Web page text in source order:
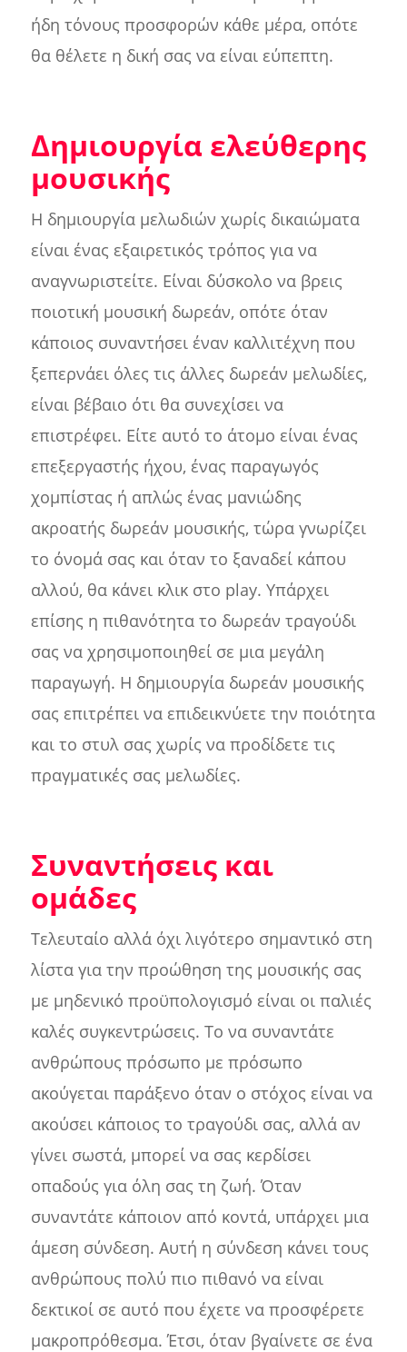
ήδη τόνους προσφορών κάθε μέρα, οπότε
θα θέλετε η δική σας να είναι εύπεπτη.
Δημιουργία ελεύθερης
μουσικής
Η δημιουργία μελωδιών χωρίς δικαιώματα
είναι ένας εξαιρετικός τρόπος για να
αναγνωριστείτε. Είναι δύσκολο να βρεις
ποιοτική μουσική δωρεάν, οπότε όταν
κάποιος συναντήσει έναν καλλιτέχνη που
ξεπερνάει όλες τις άλλες δωρεάν μελωδίες,
είναι βέβαιο ότι θα συνεχίσει να
επιστρέφει. Είτε αυτό το άτομο είναι ένας
επεξεργαστής ήχου, ένας παραγωγός
χομπίστας ή απλώς ένας μανιώδης
ακροατής δωρεάν μουσικής, τώρα γνωρίζει
το όνομά σας και όταν το ξαναδεί κάπου
αλλού, θα κάνει κλικ στο play. Υπάρχει
επίσης η πιθανότητα το δωρεάν τραγούδι
σας να χρησιμοποιηθεί σε μια μεγάλη
παραγωγή. Η δημιουργία δωρεάν μουσικής
σας επιτρέπει να επιδεικνύετε την ποιότητα
και το στυλ σας χωρίς να προδίδετε τις
πραγματικές σας μελωδίες.
Συναντήσεις και
ομάδες
Τελευταίο αλλά όχι λιγότερο σημαντικό στη
λίστα για την προώθηση της μουσικής σας
με μηδενικό προϋπολογισμό είναι οι παλιές
καλές συγκεντρώσεις. Το να συναντάτε
ανθρώπους πρόσωπο με πρόσωπο
ακούγεται παράξενο όταν ο στόχος είναι να
ακούσει κάποιος το τραγούδι σας, αλλά αν
γίνει σωστά, μπορεί να σας κερδίσει
οπαδούς για όλη σας τη ζωή. Όταν
συναντάτε κάποιον από κοντά, υπάρχει μια
άμεση σύνδεση. Αυτή η σύνδεση κάνει τους
ανθρώπους πολύ πιο πιθανό να είναι
δεκτικοί σε αυτό που έχετε να προσφέρετε
μακροπρόθεσμα. Έτσι, όταν βγαίνετε σε ένα